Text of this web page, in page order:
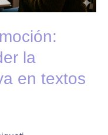
la
en textos